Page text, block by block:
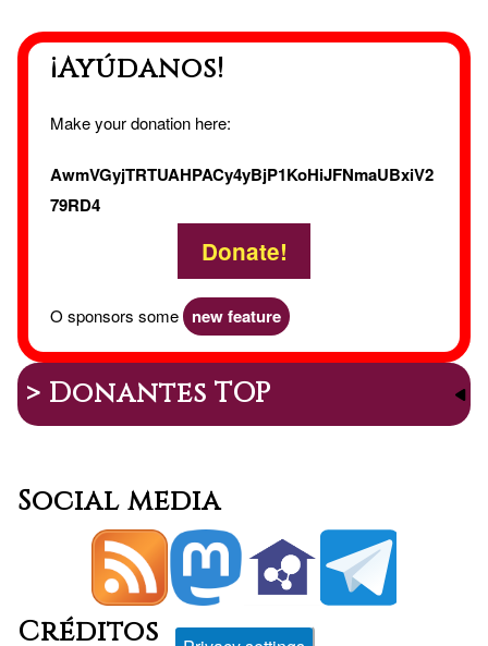
¡Ayúdanos!
Make your donation here:
AwmVGyjTRTUAHPACy4yBjP1KoHiJFNmaUBxiV2
79RD4
Donate!
O sponsors some new feature
> Donantes TOP
Social media
Créditos